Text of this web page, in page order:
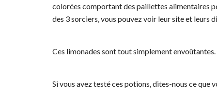
colorées comportant des paillettes alimentaires
des 3 sorciers, vous pouvez voir leur site et leurs
Ces limonades sont tout simplement envoûtantes.
Si vous avez testé ces potions, dites-nous ce que